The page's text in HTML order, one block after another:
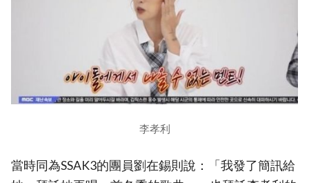
李孝利
當時同為SSAK3的團員劉在錫則說：「我發了簡訊給